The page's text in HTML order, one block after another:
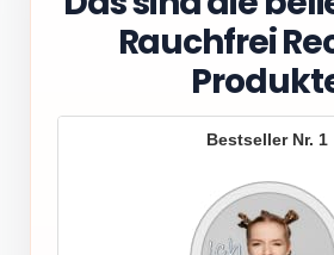
Rauchfrei
1